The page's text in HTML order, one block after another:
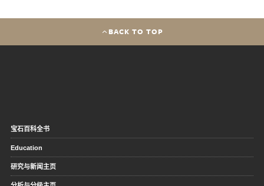
BACK TO TOP
宝石百科全书
Education
研究与新闻主页